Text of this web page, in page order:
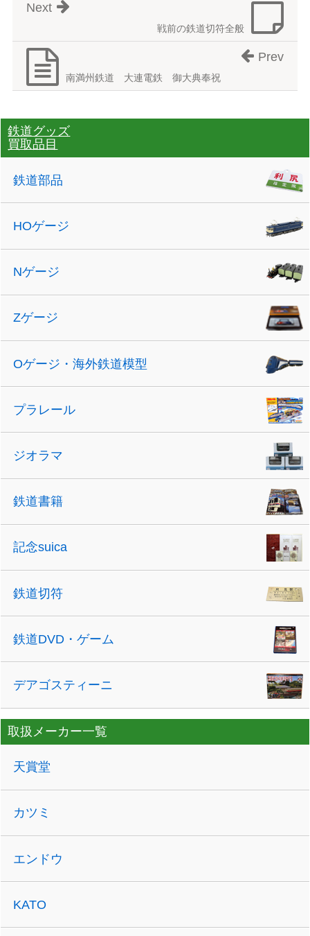
戦前の鉄道切符全般
Next
南満州鉄道 大連電鉄 御大典奉祝
Prev
鉄道グッズ
買取品目
鉄道部品
HOゲージ
Nゲージ
Zゲージ
Oゲージ・海外鉄道模型
プラレール
ジオラマ
鉄道書籍
記念suica
鉄道切符
鉄道DVD・ゲーム
デアゴスティーニ
取扱メーカー一覧
天賞堂
カツミ
エンドウ
KATO